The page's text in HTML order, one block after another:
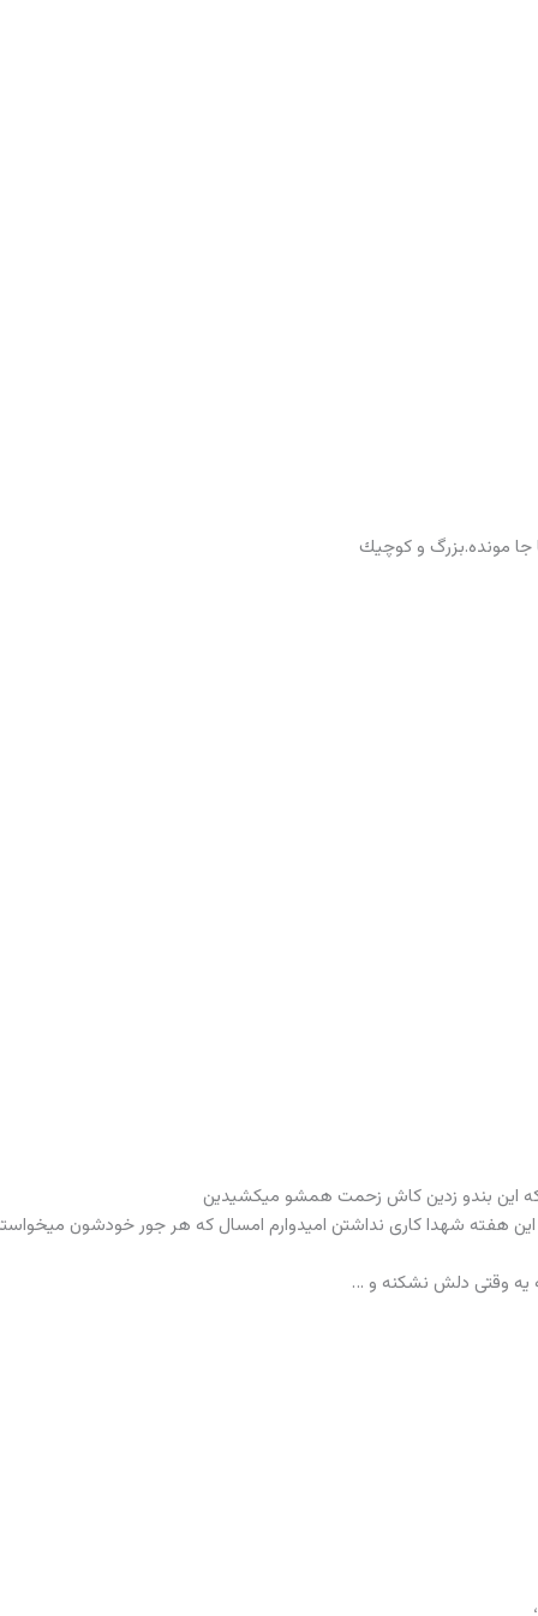
جا مونده.بزرگ و كوچيك
هفته شهدا کاری نداشتن امیدوارم امسال که هر جور خودشون
یه وقتی دلش نشکنه و …